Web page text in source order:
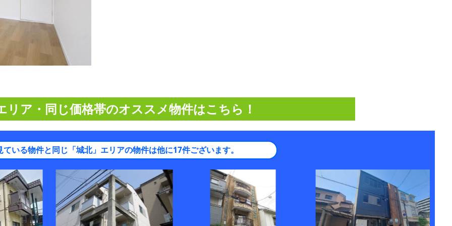
リア・同じ価格帯のオススメ物件はこちら！
ている物件と同じ「城北」エリアの物件は他に17件ございます。